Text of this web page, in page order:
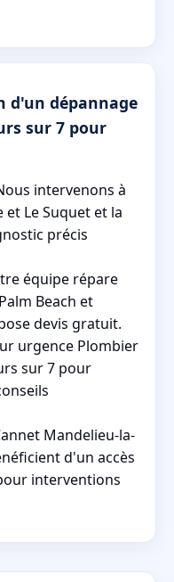
d'un dépannage
sur 7 pour
intervenons à
et Le Suquet et la
précis
équipe répare
Beach et
devis gratuit.
urgence Plombier
sur 7 pour
Mandelieu-la-
d'un accès
interventions